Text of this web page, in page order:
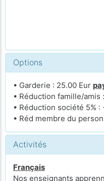
Options
• Garderie : 25.00 Eur
• Réduction famille/amis
• Réduction société 5% :
• Réd membre du
Activités
Français
Nos enseignants